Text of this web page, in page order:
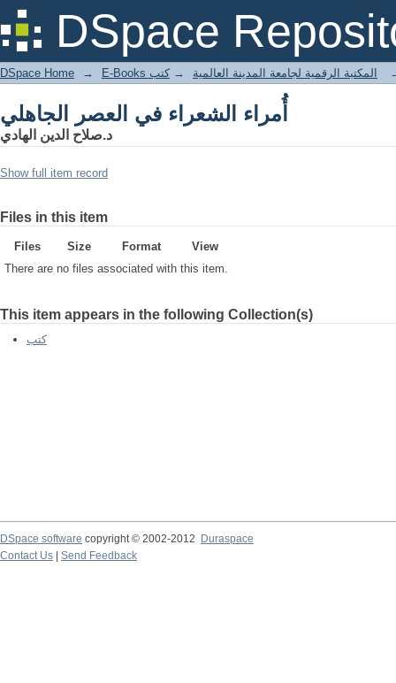
DSpace
أُمراء الشعراء في العصر الجاهلي
DSpace Home → E-Books المكتبة الرقمية لجامعة المدينة العالمية → كتب
أُمراء الشعراء في العصر الجاهلي
د.صلاح الدين الهادي
Show full item record
Files in this item
Files Size Format
View
There are no files associated with this item.
This item appears in the following Collection(s)
كتب
DSpace software copyright © 2002-2012
Duraspace
Contact Us
Send Feedback